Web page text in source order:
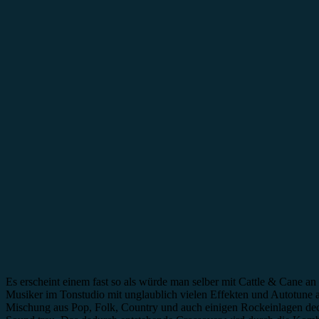
Es erscheint einem fast so als würde man selber mit Cattle & Cane
Musiker im Tonstudio mit unglaublich vielen Effekten und Autotune
Mischung aus Pop, Folk, Country und auch einigen Rockeinlagen